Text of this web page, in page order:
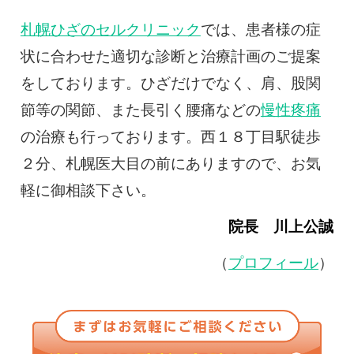
札幌ひざのセルクリニックでは、患者様の症
状に合わせた適切な診断と治療計画のご提案
をしております。ひざだけでなく、肩、股関
節等の関節、また長引く腰痛などの慢性疼痛
の治療も行っております。西１８丁目駅徒歩
２分、札幌医大目の前にありますので、お気
軽に御相談下さい。
院長 川上公誠
（プロフィール）